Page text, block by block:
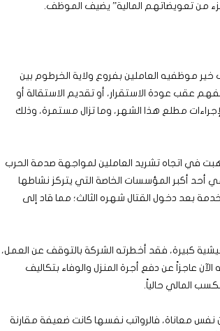
من تعويضاتهم المالية” يضيف الموظف.
موظفيه العاملين بفروع ولاية الخرطوم بين
عقب عودة الاستقرار، أو تقديم الاستقالة أو
على مكافأة 6 أشهر. وبدأ هذه الإجراءات مطلع هذا الشهر، وما تزال مستمرة، وذلك
في اتجاه تشريد العاملين لمواجهة صدمة الحرب
أحد أكبر المؤسسات الخاصة التي يتركز نشاطها
بعد دخول القتال شهره الثالث؛ مما قاد إلى
كبيرة، فقد أخطرته الشركة بالتوقف عن العمل،
حيث وجد نفسه الآن عاجزاً عن دفع أجرة المنزل والوفاء بتكاليف
المالي حالياً.
معاناة، فالرواتب نفسها كانت ضعيفة مقارنة